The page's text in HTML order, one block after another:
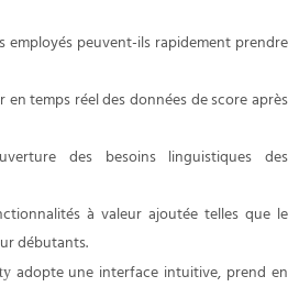
employés peuvent-ils rapidement prendre
temps réel des données de score après
des besoins linguistiques des
à valeur ajoutée telles que le
débutants.
adopte une interface intuitive, prend en